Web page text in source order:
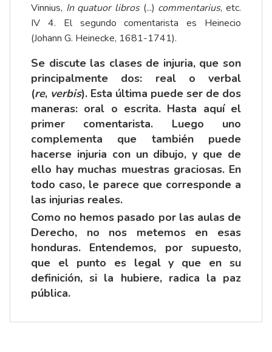
Vinnius, In quatuor libros (...) commentarius, etc.
IV 4. El segundo comentarista es Heinecio
(Johann G. Heinecke, 1681-1741).
Se discute las clases de injuria, que son
principalmente dos: real o verbal
(re, verbis). Esta última puede ser de dos
maneras: oral o escrita. Hasta aquí el
primer comentarista. Luego uno
complementa que también puede
hacerse injuria con un dibujo, y que de
ello hay muchas muestras graciosas. En
todo caso, le parece que corresponde a
las injurias reales.
Como no hemos pasado por las aulas de
Derecho, no nos metemos en esas
honduras. Entendemos, por supuesto,
que el punto es legal y que en su
definición, si la hubiere, radica la paz
pública.